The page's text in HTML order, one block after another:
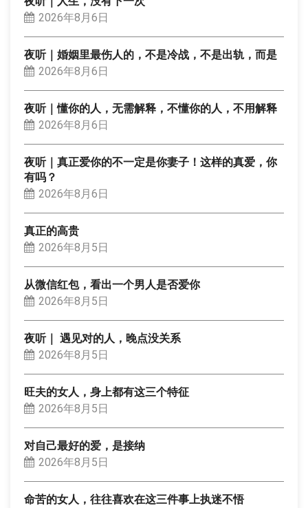
2026年8月6日
夜听｜婚姻里最伤人的，不是冷战，不是出轨，而是
2026年8月6日
夜听｜懂你的人，无需解释，不懂你的人，不用解释
2026年8月6日
夜听｜真正爱你的不一定是你妻子！这样的真爱，你
有吗？
2026年8月6日
真正的高贵
2026年8月5日
从微信红包，看出一个男人是否爱你
2026年8月5日
夜听｜ 遇见对的人，晚点没关系
2026年8月5日
旺夫的女人，身上都有这三个特征
2026年8月5日
对自己最好的爱，是接纳
2026年8月5日
命苦的女人，往往喜欢在这三件事上执迷不悟